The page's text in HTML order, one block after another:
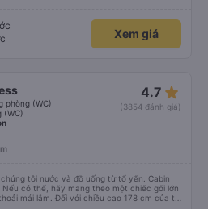
Xem giá
phòng (WC)
(WC)
4.7 star_rate
(3854 đánh giá)
tôi nước và đồ uống từ tổ yến. Cabin
có thể, hãy mang theo một chiếc gối lớn
mái lắm. Đối với chiều cao 178 cm của tôi